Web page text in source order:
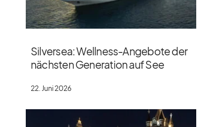
Silversea: Wellness-Angebote der
nächsten Generation auf See
22. Juni 2026